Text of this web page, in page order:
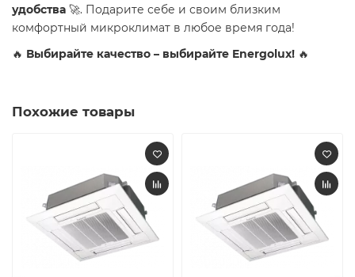
удобства 🚀. Подарите себе и своим близким
комфортный микроклимат в любое время года!
🔥 Выбирайте качество – выбирайте Energolux! 🔥
Похожие товары